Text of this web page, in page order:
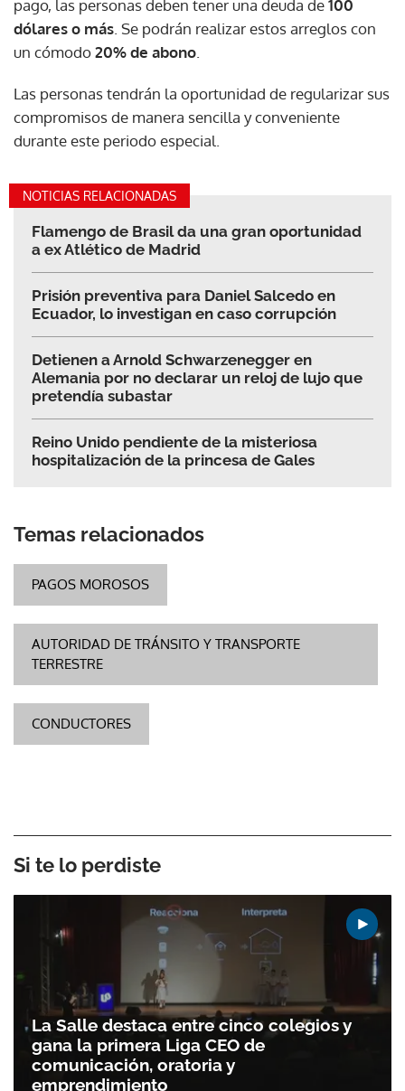
pago, las personas deben tener una deuda de100
dólares o más. Se podrán realizar estos arreglos con
un cómodo20% de abono.
Las personas tendrán la oportunidad de regularizar sus
compromisos de manera sencilla y conveniente
durante este periodo especial.
NOTICIAS RELACIONADAS
Flamengo de Brasil da una gran oportunidad
a ex Atlético de Madrid
Prisión preventiva para Daniel Salcedo en
Ecuador, lo investigan en caso corrupción
Detienen a Arnold Schwarzenegger en
Alemania por no declarar un reloj de lujo que
pretendía subastar
Reino Unido pendiente de la misteriosa
hospitalización de la princesa de Gales
Temas relacionados
PAGOS MOROSOS
AUTORIDAD DE TRÁNSITO Y TRANSPORTE
TERRESTRE
CONDUCTORES
Si te lo perdiste
La Salle destaca entre cinco colegios y
gana la primera Liga CEO de
comunicación, oratoria y
emprendimiento